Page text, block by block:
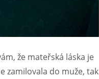
že mateřská láska je
zamilovala do muže, tak